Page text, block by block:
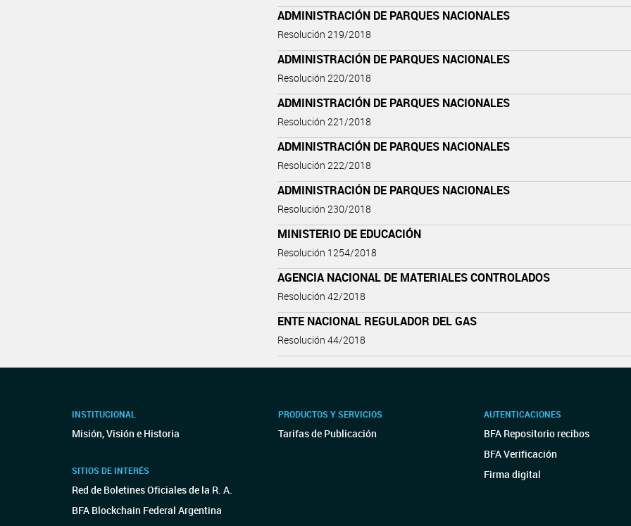
ADMINISTRACIÓN DE PARQUES NACIONALES
Resolución 219/2018
ADMINISTRACIÓN DE PARQUES NACIONALES
Resolución 220/2018
ADMINISTRACIÓN DE PARQUES NACIONALES
Resolución 221/2018
ADMINISTRACIÓN DE PARQUES NACIONALES
Resolución 222/2018
ADMINISTRACIÓN DE PARQUES NACIONALES
Resolución 230/2018
MINISTERIO DE EDUCACIÓN
Resolución 1254/2018
AGENCIA NACIONAL DE MATERIALES CONTROLADOS
Resolución 42/2018
ENTE NACIONAL REGULADOR DEL GAS
Resolución 44/2018
INSTITUCIONAL
Misión, Visión e Historia
SITIOS DE INTERÉS
Red de Boletines Oficiales de la R. A.
BFA Blockchain Federal Argentina
PRODUCTOS Y SERVICIOS
Tarifas de Publicación
AUTENTICACIONES
BFA Repositorio recibos
BFA Verificación
Firma digital